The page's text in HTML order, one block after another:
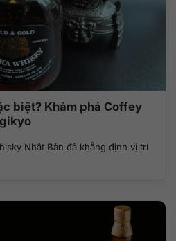
biệt? Khám phá Coffey
Nhật Bản đã khẳng định vị trí